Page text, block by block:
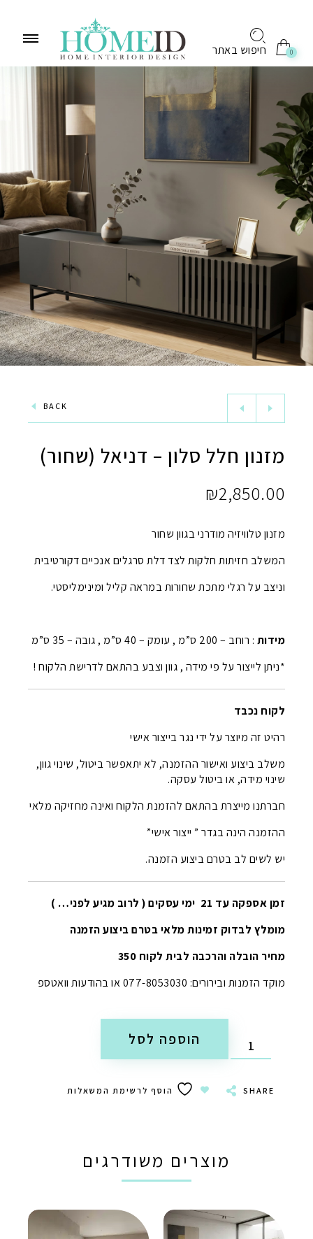
חיפוש באתר 0
BACK
מזנון חלל סלון – דניאל (שחור)
₪2,850.00
מזנון טלוויזיה מודרני בגוון שחור
המשלב חזיתות חלקות לצד דלת סרגלים אנכיים דקורטיבית
וניצב על רגלי מתכת שחורות במראה קליל ומינימליסטי.
מידות : רוחב – 200 ס”מ , עומק – 40 ס”מ , גובה – 35 ס”מ
*ניתן לייצור על פי מידה , גוון וצבע בהתאם לדרישת הלקוח !
לקוח נכבד
רהיט זה מיוצר על ידי נגר בייצור אישי
משלב ביצוע ואישור ההזמנה, לא יתאפשר ביטול, שינוי גוון,
שינוי מידה, או ביטול עסקה.
חברתנו מייצרת בהתאם להזמנת הלקוח ואינה מחזיקה מלאי
ההזמנה הינה בגדר ” ייצור אישי”
יש לשים לב בטרם ביצוע הזמנה.
זמן אספקה עד 21 ימי עסקים ( לרוב מגיע לפני… )
מומלץ לבדוק זמינות מלאי בטרם ביצוע הזמנה
מחיר הובלה והרכבה לבית לקוח 350
מוקד הזמנות ובירורים: 077-8053030 או בהודעות וואטספ
הוספה לסל
SHARE הוסף לרשימת המשאלות
מוצרים משודרגים